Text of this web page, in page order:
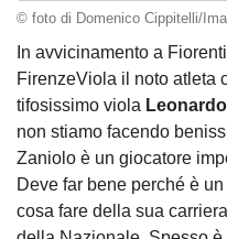
© foto di Domenico Cippitelli/
In avvicinamento a
FirenzeViola il noto atleta
tifosissimo viola
non stiamo facendo
Zaniolo è un giocatore
Deve far bene perché è
cosa fare della sua